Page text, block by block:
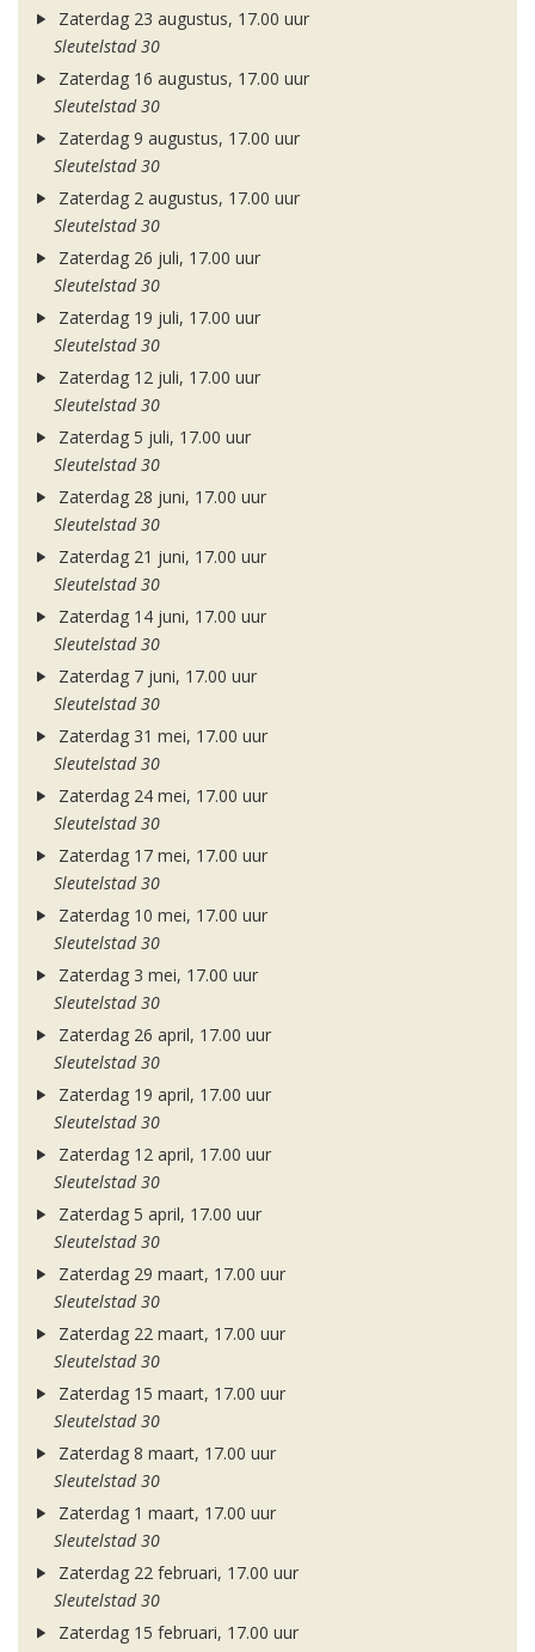
Zaterdag 23 augustus, 17.00 uur
Sleutelstad 30
Zaterdag 16 augustus, 17.00 uur
Sleutelstad 30
Zaterdag 9 augustus, 17.00 uur
Sleutelstad 30
Zaterdag 2 augustus, 17.00 uur
Sleutelstad 30
Zaterdag 26 juli, 17.00 uur
Sleutelstad 30
Zaterdag 19 juli, 17.00 uur
Sleutelstad 30
Zaterdag 12 juli, 17.00 uur
Sleutelstad 30
Zaterdag 5 juli, 17.00 uur
Sleutelstad 30
Zaterdag 28 juni, 17.00 uur
Sleutelstad 30
Zaterdag 21 juni, 17.00 uur
Sleutelstad 30
Zaterdag 14 juni, 17.00 uur
Sleutelstad 30
Zaterdag 7 juni, 17.00 uur
Sleutelstad 30
Zaterdag 31 mei, 17.00 uur
Sleutelstad 30
Zaterdag 24 mei, 17.00 uur
Sleutelstad 30
Zaterdag 17 mei, 17.00 uur
Sleutelstad 30
Zaterdag 10 mei, 17.00 uur
Sleutelstad 30
Zaterdag 3 mei, 17.00 uur
Sleutelstad 30
Zaterdag 26 april, 17.00 uur
Sleutelstad 30
Zaterdag 19 april, 17.00 uur
Sleutelstad 30
Zaterdag 12 april, 17.00 uur
Sleutelstad 30
Zaterdag 5 april, 17.00 uur
Sleutelstad 30
Zaterdag 29 maart, 17.00 uur
Sleutelstad 30
Zaterdag 22 maart, 17.00 uur
Sleutelstad 30
Zaterdag 15 maart, 17.00 uur
Sleutelstad 30
Zaterdag 8 maart, 17.00 uur
Sleutelstad 30
Zaterdag 1 maart, 17.00 uur
Sleutelstad 30
Zaterdag 22 februari, 17.00 uur
Sleutelstad 30
Zaterdag 15 februari, 17.00 uur